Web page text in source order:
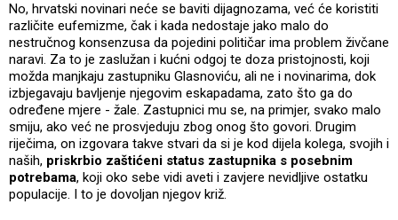
No, hrvatski novinari neće se baviti dijagnozama, već će koristiti
različite eufemizme, čak i kada nedostaje jako malo do
nestručnog konsenzusa da pojedini političar ima problem živčane
naravi. Za to je zaslužan i kućni odgoj te doza pristojnosti, koji
možda manjkaju zastupniku Glasnoviću, ali ne i novinarima, dok
izbjegavaju bavljenje njegovim eskapadama, zato što ga do
određene mjere - žale. Zastupnici mu se, na primjer, svako malo
smiju, ako već ne prosvjeduju zbog onog što govori. Drugim
riječima, on izgovara takve stvari da si je kod dijela kolega, svojih i
naših, priskrbio zaštićeni status zastupnika s posebnim
potrebama, koji oko sebe vidi aveti i zavjere nevidljive ostatku
populacije. I to je dovoljan njegov križ.